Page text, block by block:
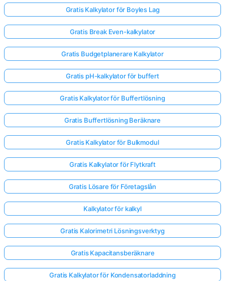
Gratis Kalkylator för Boyles Lag
Gratis Break Even-kalkylator
Gratis Budgetplanerare Kalkylator
Gratis pH-kalkylator för buffert
Gratis Kalkylator för Buffertlösning
Gratis Buffertlösning Beräknare
Gratis Kalkylator för Bulkmodul
Gratis Kalkylator för Flytkraft
Gratis Lösare för Företagslån
Kalkylator för kalkyl
Gratis Kalorimetri Lösningsverktyg
Gratis Kapacitansberäknare
Gratis Kalkylator för Kondensatorladdning